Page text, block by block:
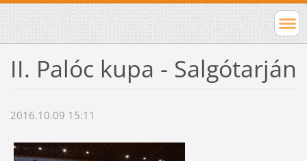
II. Palóc kupa - Salgótarján
2016.10.09 15:11